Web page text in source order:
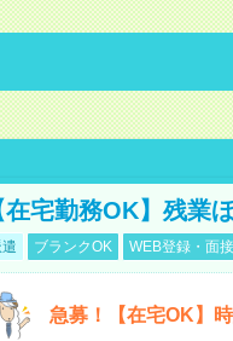
在宅勤務OK】残業
ブランクOK WEB登録・面
急募！【在宅OK】